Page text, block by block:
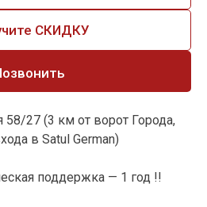
СКИДКУ
58/27 (3 км от ворот Города,
в Satul German)
поддержка — 1 год !!